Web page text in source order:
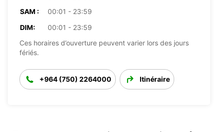
SAM :
00:01 - 23:59
DIM:
00:01 - 23:59
Ces horaires d’ouverture peuvent varier lors des jours
fériés.
+964 (750) 2264000 Itinéraire